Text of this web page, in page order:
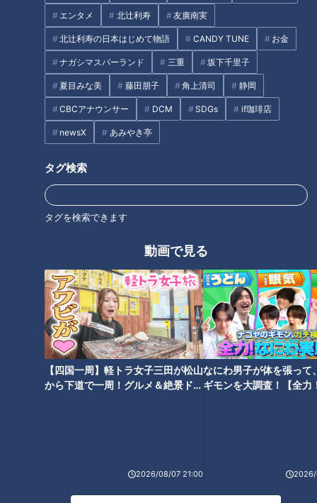
エンタメ 北辻利寿 友廣南実
北辻利寿の日本はじめて物語 CANDY TUNE お金
ナガシマスパーランド 三重 坂下千里子
夏目みな美 藤田朋子 角上清司 静岡
CBCアナウンサー DCM SDGs if珈琲店
newsX あみやき亭
タグ検索
タグを検索できます
動画で見る
【四国一周】軽トラ女子三田が松山
から下道で一周！グルメ＆絶景ドラ
2026/08/07 21:00
なにわ男子が体を張って
ギモンを大調査！【全力
2026/
イやサメの他に“珍魚”も…三重
県大紀町に漁師直営の釣り堀
「日の丸水産」がオープン
未来につなぐ三重観光ツアー
タグ
おでかけ よしお兄さん 三重
「三重県立美術館」がリニュー
アル！注目の企画展で洋画の魅
力を再発見
収納やレンジ調理器など便利グ
ッズからおしゃれアイテムま
で、最新ショッピング事情を徹
底調査